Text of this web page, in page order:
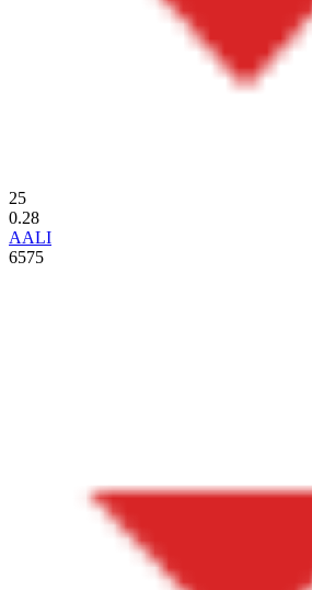
25
0.28
AALI
6575